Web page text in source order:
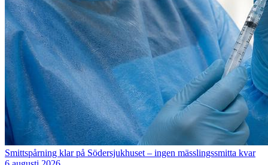
Smittspårning klar på Södersjukhuset – ingen mässlingssmitta kvar